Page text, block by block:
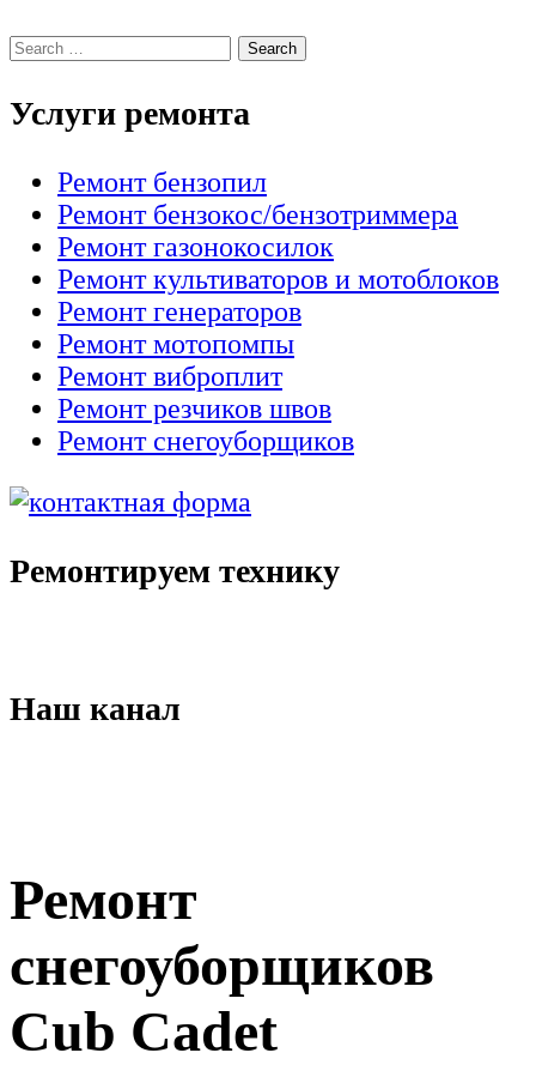
Услуги ремонта
Ремонт бензопил
Ремонт бензокос/бензотриммера
Ремонт газонокосилок
Ремонт культиваторов и мотоблоков
Ремонт генераторов
Ремонт мотопомпы
Ремонт виброплит
Ремонт резчиков швов
Ремонт снегоуборщиков
Ремонтируем технику
Наш канал
Ремонт
снегоуборщиков
Cub Cadet